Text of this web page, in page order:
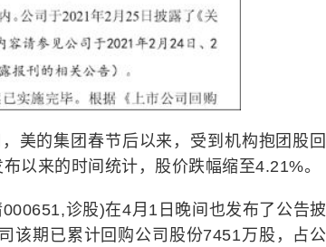
美的集团春节后以来，受到机构抱团股回
以来的时间统计，股价跌幅缩至4.21%。
诊股)在4月1日晚间也发布了公告披
该期已累计回购公司股份7451万股，占公